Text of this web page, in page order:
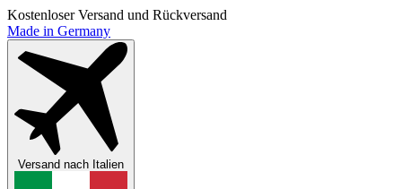
Kostenloser Versand und Rückversand
Made in Germany
Versand nach Italien